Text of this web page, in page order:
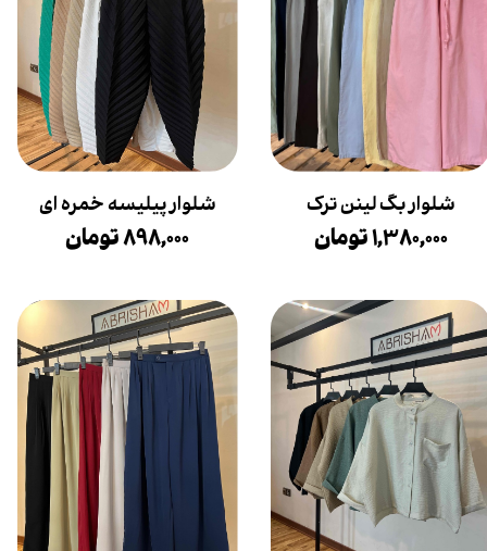
شلوار بگ لینن ترک
۱,۳۸۰,۰۰۰ تومان
شلوار پیلیسه خمره ای
۸۹۸,۰۰۰ تومان